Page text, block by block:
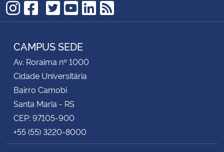
Instagram
Facebook
TikTok
Twitter
YouTube
LinkedIn
RSS
CAMPUS SEDE
Av. Roraima nº 1000
Cidade Universitária
Bairro Camobi
Santa Maria - RS
CEP: 97105-900
+55 (55) 3220-8000